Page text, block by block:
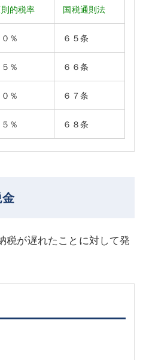
的税率 国税通則法
％ ６５条
％ ６６条
％ ６７条
％ ６８条
税が遅れたことに対して発